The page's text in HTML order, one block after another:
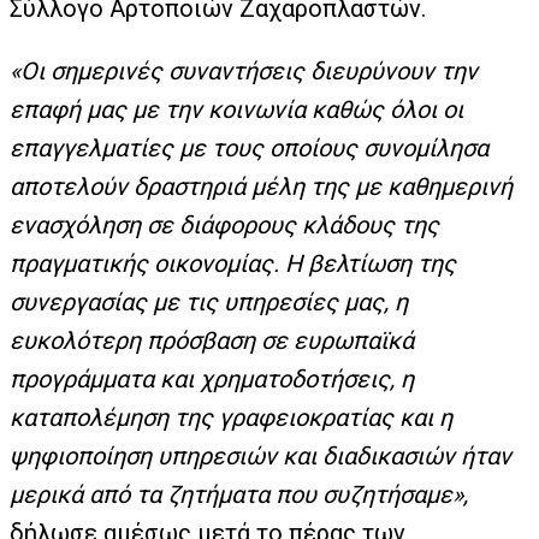
Σύλλογο Αρτοποιών Ζαχαροπλαστών.
«Οι σημερινές συναντήσεις διευρύνουν την
επαφή μας με την κοινωνία καθώς όλοι οι
επαγγελματίες με τους οποίους συνομίλησα
αποτελούν δραστηριά μέλη της με καθημερινή
ενασχόληση σε διάφορους κλάδους της
πραγματικής οικονομίας. Η βελτίωση της
συνεργασίας με τις υπηρεσίες μας, η
ευκολότερη πρόσβαση σε ευρωπαϊκά
προγράμματα και χρηματοδοτήσεις, η
καταπολέμηση της γραφειοκρατίας και η
ψηφιοποίηση υπηρεσιών και διαδικασιών ήταν
μερικά από τα ζητήματα που συζητήσαμε»,
δήλωσε αμέσως μετά το πέρας των